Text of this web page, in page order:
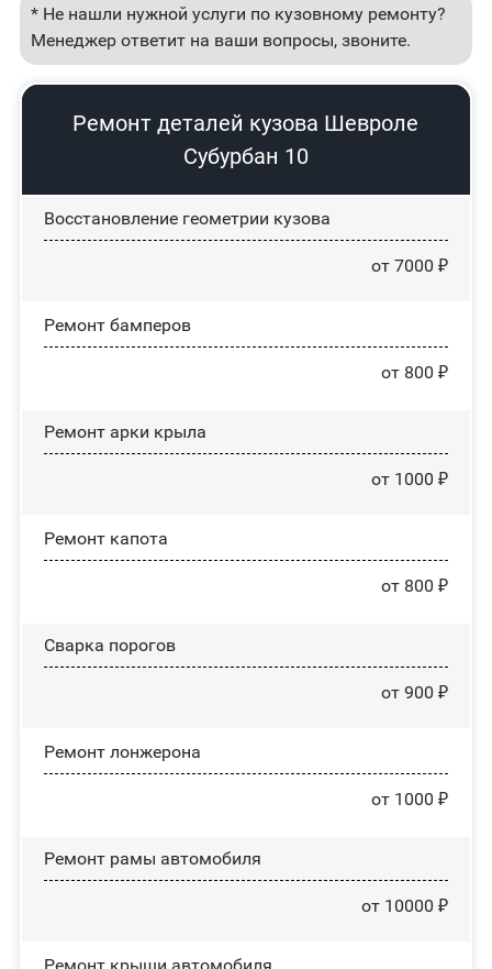
* Не нашли нужной услуги по кузовному ремонту?
Менеджер ответит на ваши вопросы, звоните.
Ремонт деталей кузова Шевроле
Субурбан 10
Восстановление геометрии кузова
от 7000 ₽
Ремонт бамперов
от 800 ₽
Ремонт арки крыла
от 1000 ₽
Ремонт капота
от 800 ₽
Сварка порогов
от 900 ₽
Ремонт лонжерона
от 1000 ₽
Ремонт рамы автомобиля
от 10000 ₽